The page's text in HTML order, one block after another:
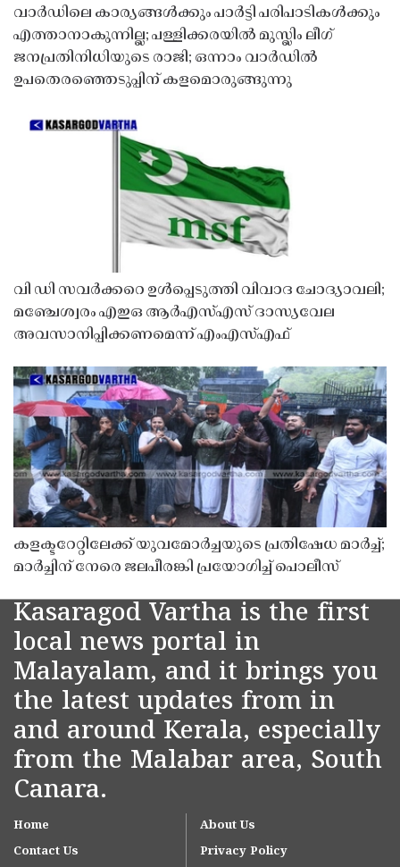
വാർഡിലെ കാര്യങ്ങൾക്കും പാർട്ടി പരിപാടികൾക്കും
എത്താനാകുന്നില്ല; പള്ളിക്കരയിൽ മുസ്ലിം ലീഗ്
ജനപ്രതിനിധിയുടെ രാജി; ഒന്നാം വാർഡിൽ
ഉപതെരഞ്ഞെടുപ്പിന് കളമൊരുങ്ങുന്നു
വി ഡി സവർക്കറെ ഉൾപ്പെടുത്തി വിവാദ ചോദ്യാവലി;
മഞ്ചേശ്വരം എഇഒ ആർഎസ്എസ് ദാസ്യവേല
അവസാനിപ്പിക്കണമെന്ന് എംഎസ്എഫ്
കളക്ടറേറ്റിലേക്ക് യുവമോർച്ചയുടെ പ്രതിഷേധ മാർച്ച്;
മാർച്ചിന് നേരെ ജലപീരങ്കി പ്രയോഗിച്ച് പൊലീസ്
Kasaragod Vartha is the first
local news portal in
Malayalam, and it brings you
the latest updates from in
and around Kerala, especially
from the Malabar area, South
Canara.
Home
About Us
Contact Us
Privacy Policy